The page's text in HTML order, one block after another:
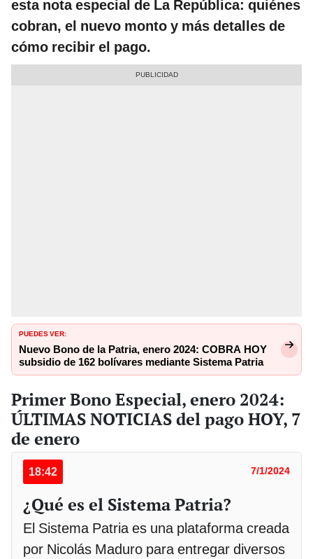
esta nota especial de La República: quiénes
cobran, el nuevo monto y más detalles de
cómo recibir el pago.
PUEDES VER:
Nuevo Bono de la Patria, enero 2024: COBRA HOY
subsidio de 162 bolívares mediante Sistema Patria
Primer Bono Especial, enero 2024:
ÚLTIMAS NOTICIAS del pago HOY, 7
de enero
18:42 7/1/2024
¿Qué es el Sistema Patria?
El Sistema Patria es una plataforma creada
por Nicolás Maduro para entregar diversos